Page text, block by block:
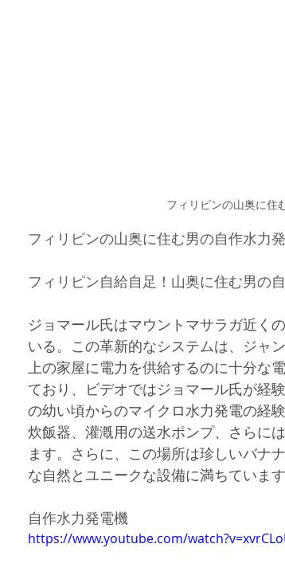
フィリピンの山奥に住
フィリピンの山奥に住む男の自作水力
フィリピン自給自足！山奥に住む男の
ジョマール氏はマウントマサラガ近く
いる。この革新的なシステムは、ジャ
上の家屋に電力を供給するのに十分な
ており、ビデオではジョマール氏が経
の幼い頃からのマイクロ水力発電の経
炊飯器、灌漑用の送水ポンプ、さらに
ます。さらに、この場所は珍しいバナ
な自然とユニークな設備に満ちています
自作水力発電機
https://www.youtube.com/